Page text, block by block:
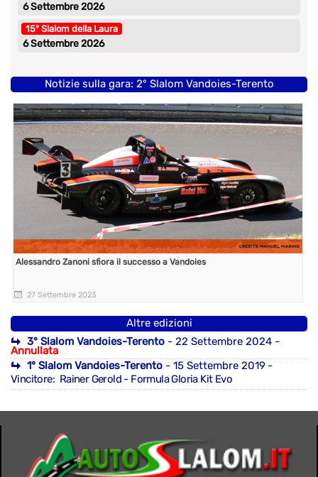
6 Settembre 2026
15° Slalom della Laura
6 Settembre 2026
Notizie sulla gara: 2° Slalom Vandoies-Terento
Alessandro Zanoni sfiora il successo a Vandoies
27 Settembre 2023
Altre edizioni
3° Slalom Vandoies-Terento - 22 Settembre 2024 -
Annullata
1° Slalom Vandoies-Terento - 15 Settembre 2019 -
Vincitore: Rainer Gerold - Formula Gloria Kit Evo